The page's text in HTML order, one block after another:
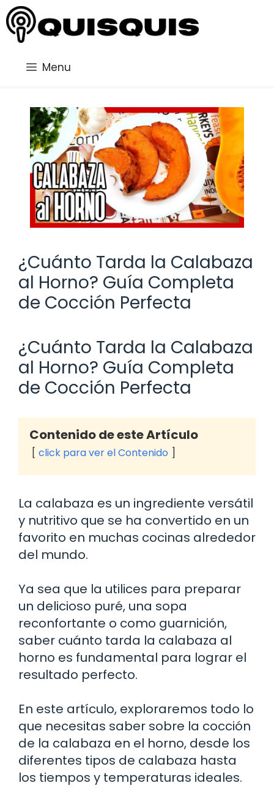
Saltar
al
contenido
Menu
¿Cuánto Tarda la Calabaza
al Horno? Guía Completa
de Cocción Perfecta
¿Cuánto Tarda la Calabaza
al Horno? Guía Completa
de Cocción Perfecta
Contenido de este Artículo
click para ver el Contenido
La calabaza es un ingrediente versátil
y nutritivo que se ha convertido en un
favorito en muchas cocinas alrededor
del mundo.
Ya sea que la utilices para preparar
un delicioso puré, una sopa
reconfortante o como guarnición,
saber cuánto tarda la calabaza al
horno es fundamental para lograr el
resultado perfecto.
En este artículo, exploraremos todo lo
que necesitas saber sobre la cocción
de la calabaza en el horno, desde los
diferentes tipos de calabaza hasta
los tiempos y temperaturas ideales.